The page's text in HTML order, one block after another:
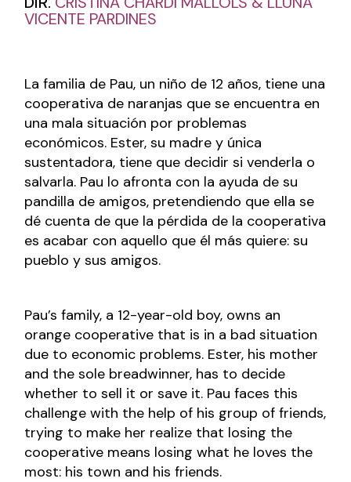
VICENTE PARDINES
La familia de Pau, un niño de 12 años, tiene una
cooperativa de naranjas que se encuentra en
una mala situación por problemas
económicos. Ester, su madre y única
sustentadora, tiene que decidir si venderla o
salvarla. Pau lo afronta con la ayuda de su
pandilla de amigos, pretendiendo que ella se
dé cuenta de que la pérdida de la cooperativa
es acabar con aquello que él más quiere: su
pueblo y sus amigos.
Pau’s family, a 12-year-old boy, owns an
orange cooperative that is in a bad situation
due to economic problems. Ester, his mother
and the sole breadwinner, has to decide
whether to sell it or save it. Pau faces this
challenge with the help of his group of friends,
trying to make her realize that losing the
cooperative means losing what he loves the
most: his town and his friends.